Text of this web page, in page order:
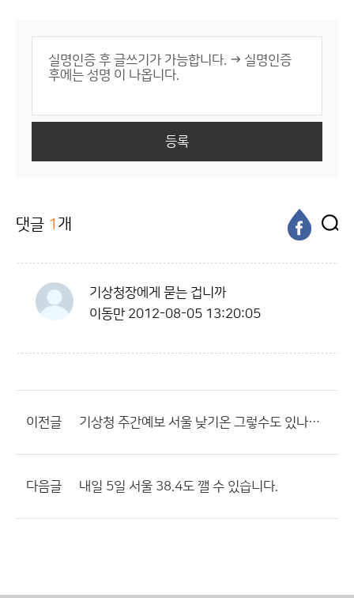
등록
댓글 1 개
기상청장에게 묻는 겁니까
이동만 2012-08-05 13:20:05
이전글 기상청 주간예보 서울 낮기온 그렇수도 있나요???
다음글 내일 5일 서울 38.4도 깰 수 있습니다.